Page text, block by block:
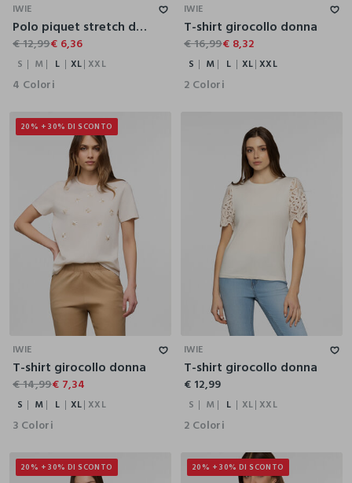
IWIE
Polo piquet stretch donna
€ 12,99€ 6,36
S M L XL XXL
4 Colori
IWIE
T-shirt girocollo donna
€ 16,99€ 8,32
S M L XL XXL
2 Colori
20% + 30% DI SCONTO
L
XXL
IWIE
T-shirt girocollo donna
€ 14,99€ 7,34
S M L XL XXL
3 Colori
L
XXL
IWIE
T-shirt girocollo donna
€ 12,99
S M L XL XXL
2 Colori
20% + 30% DI SCONTO 20% + 30% DI SCONTO